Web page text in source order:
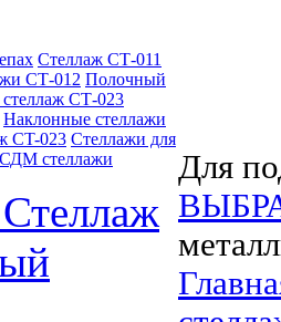
Стеллаж СТ-011
СТ-012 Полочный
СТ-023
Наклонные стеллажи
CT-023 Стеллажи для
стеллажи
Для